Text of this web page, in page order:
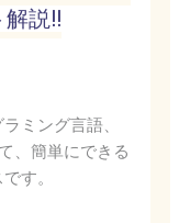
説!!
ミング言語、
、簡単にできる
す。